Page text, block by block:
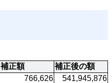
補正額
補正後の額
766,626
541,945,876